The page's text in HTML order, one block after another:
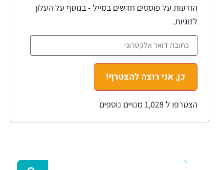
הודעות על פוסטים חדשים במייל - בנוסף על העלון
לזוגיות.
כן, אני רוצה להצטרף!
הצטרפו ל 1,028 מנויים נוספים